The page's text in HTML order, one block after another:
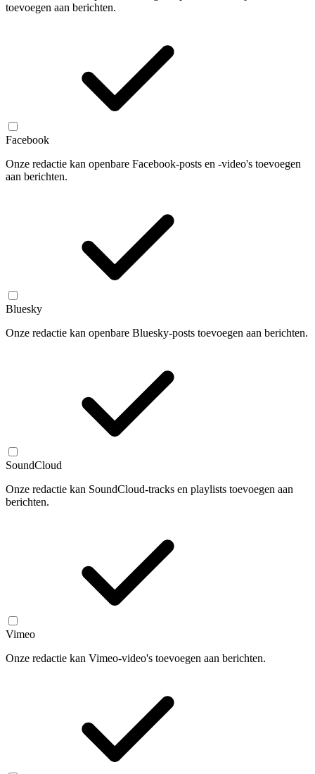
toevoegen aan berichten.
Facebook
Onze redactie kan openbare Facebook-posts en -video's toevoegen
aan berichten.
Bluesky
Onze redactie kan openbare Bluesky-posts toevoegen aan berichten.
SoundCloud
Onze redactie kan SoundCloud-tracks en playlists toevoegen aan
berichten.
Vimeo
Onze redactie kan Vimeo-video's toevoegen aan berichten.